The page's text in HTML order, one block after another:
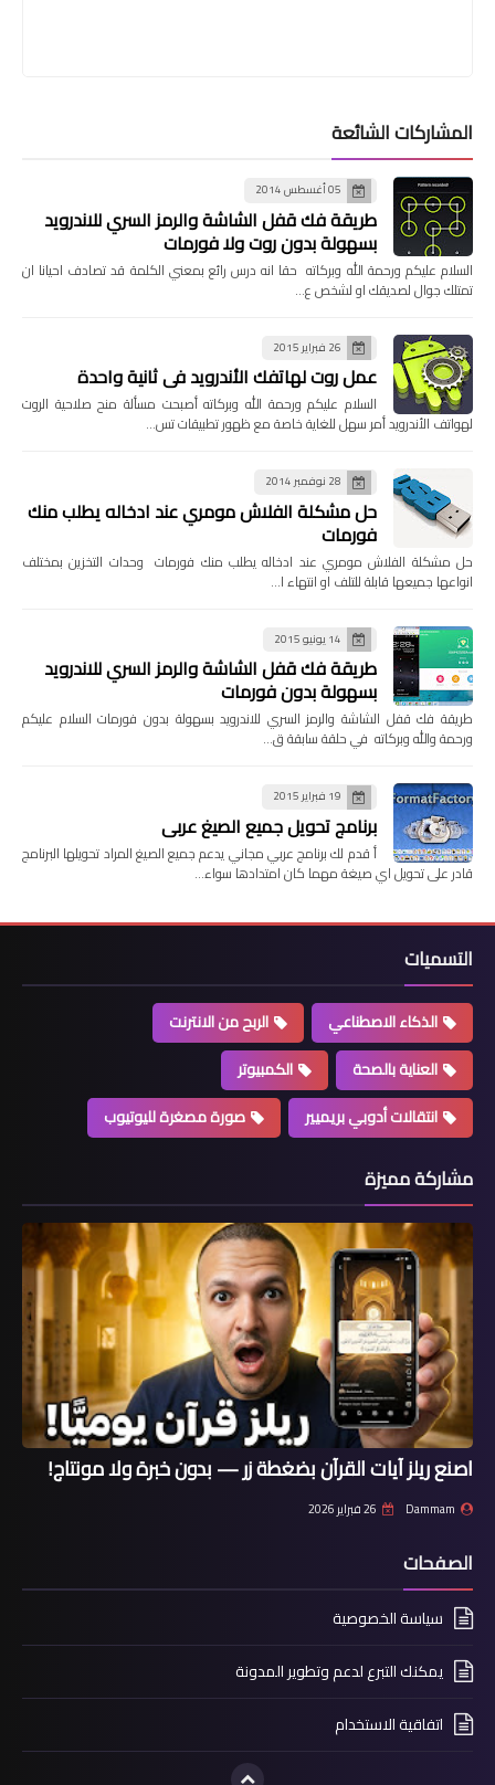
المشاركات الشائعة
05 أغسطس 2014
طريقة فك قفل الشاشة والرمز السري للاندرويد
بسهولة بدون روت ولا فورمات
السلام عليكم ورحمة الله وبركاته حقا انه درس رائع بمعني الكلمة قد تصادف احيانا ان
تمتلك جوال لصديقك او لشخص ع…
26 فبراير 2015
عمل روت لهاتفك الأندرويد في ثانية واحدة
السلام عليكم ورحمة الله وبركاته أصبحت مسألة منح صلاحية الروت
لهواتف الأندرويد أمر سهل للغاية خاصة مع ظهور تطبيقات تس…
28 نوفمبر 2014
حل مشكلة الفلاش مومري عند ادخاله يطلب منك
فورمات
حل مشكلة الفلاش مومري عند ادخاله يطلب منك فورمات وحدات التخزين بمختلف
انواعها جميعها قابلة للتلف او انتهاء ا…
14 يونيو 2015
طريقة فك قفل الشاشة والرمز السري للاندرويد
بسهولة بدون فورمات
طريقة فك قفل الشاشة والرمز السري للاندرويد بسهولة بدون فورمات السلام عليكم
ورحمة والله وبركاته في حلقة سابقة ق…
19 فبراير 2015
برنامج تحويل جميع الصيغ عربي
أ قدم لك برنامج عربي مجاني يدعم جميع الصيغ المراد تحويلها البرنامج
قادر على تحويل اي صيغة مهما كان امتدادها سواء…
التسميات
الذكاء الاصطناعي
الربح من الانترنت
العناية بالصحة
الكمبيوتر
انتقالات أدوبي بريميير
صورة مصغرة لليوتيوب
مشاركة مميزة
اصنع ريلز آيات القرآن بضغطة زر — بدون خبرة ولا مونتاج!
Dammam 26 فبراير 2026
الصفحات
سياسة الخصوصية
يمكنك التبرع لدعم وتطوير المدونة
اتفاقية الاستخدام